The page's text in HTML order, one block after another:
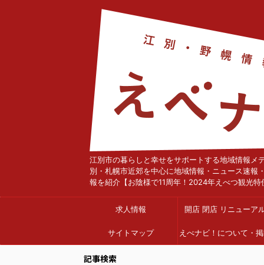
江別市の暮らしと幸せをサポートする地域情報
別・札幌市近郊を中心に地域情報・ニュース速報
報を紹介【お陰様で11周年！2024年えべつ観光特
求人情報 開店 閉店 リニューア
サイトマップ えべナビ！について・
記事検索